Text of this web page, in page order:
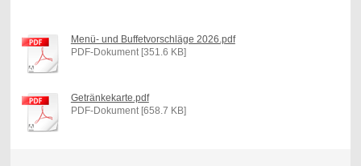
Menü- und Buffetvorschläge 2026.pdf
PDF-Dokument [351.6 KB]
Getränkekarte.pdf
PDF-Dokument [658.7 KB]